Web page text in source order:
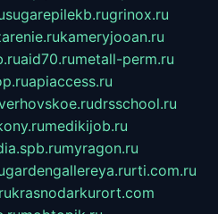
sugarepilekb.rugrinox.ru
kameryjooan.ru
aid70.rumetall-perm.ru
apiaccess.ru
drsschool.ru
medikijob.ru
myragon.ru
gardengallereya.rurti.com.ru
krasnodarkurort.com